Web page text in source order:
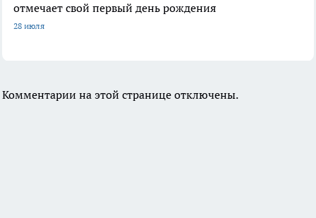
отмечает свой первый день рождения
28 июля
Комментарии на этой странице отключены.